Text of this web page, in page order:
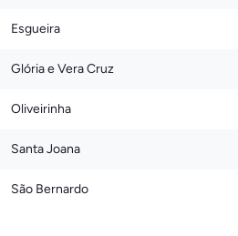
Esgueira
Glória e Vera Cruz
Oliveirinha
Santa Joana
São Bernardo